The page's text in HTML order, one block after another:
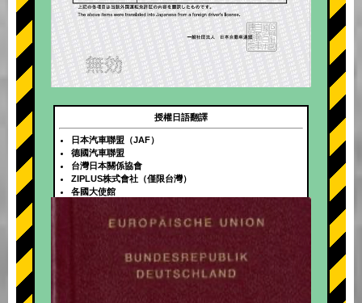
+
授權日語翻譯
日本汽車聯盟（JAF）
德國汽車聯盟
台灣日本關係協會
ZIPLUS株式會社（僅限台灣）
各國大使館